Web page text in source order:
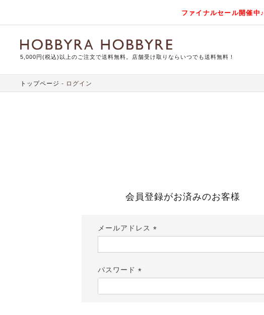
ファイナルセール開催中♪
5,000円(税込)以上のご注文で送料無料。店舗受け取りならいつでも送料無料！
トップページ ログイン
会員登録がお済みのお客様
メールアドレス
須)
パスワード
須)